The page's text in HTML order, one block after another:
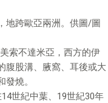
地跨歐亞兩洲。供圖/圖
索不達米亞，西方的伊
腹股溝、腋窩、耳後或大
燒。
世紀中葉、19世紀30年